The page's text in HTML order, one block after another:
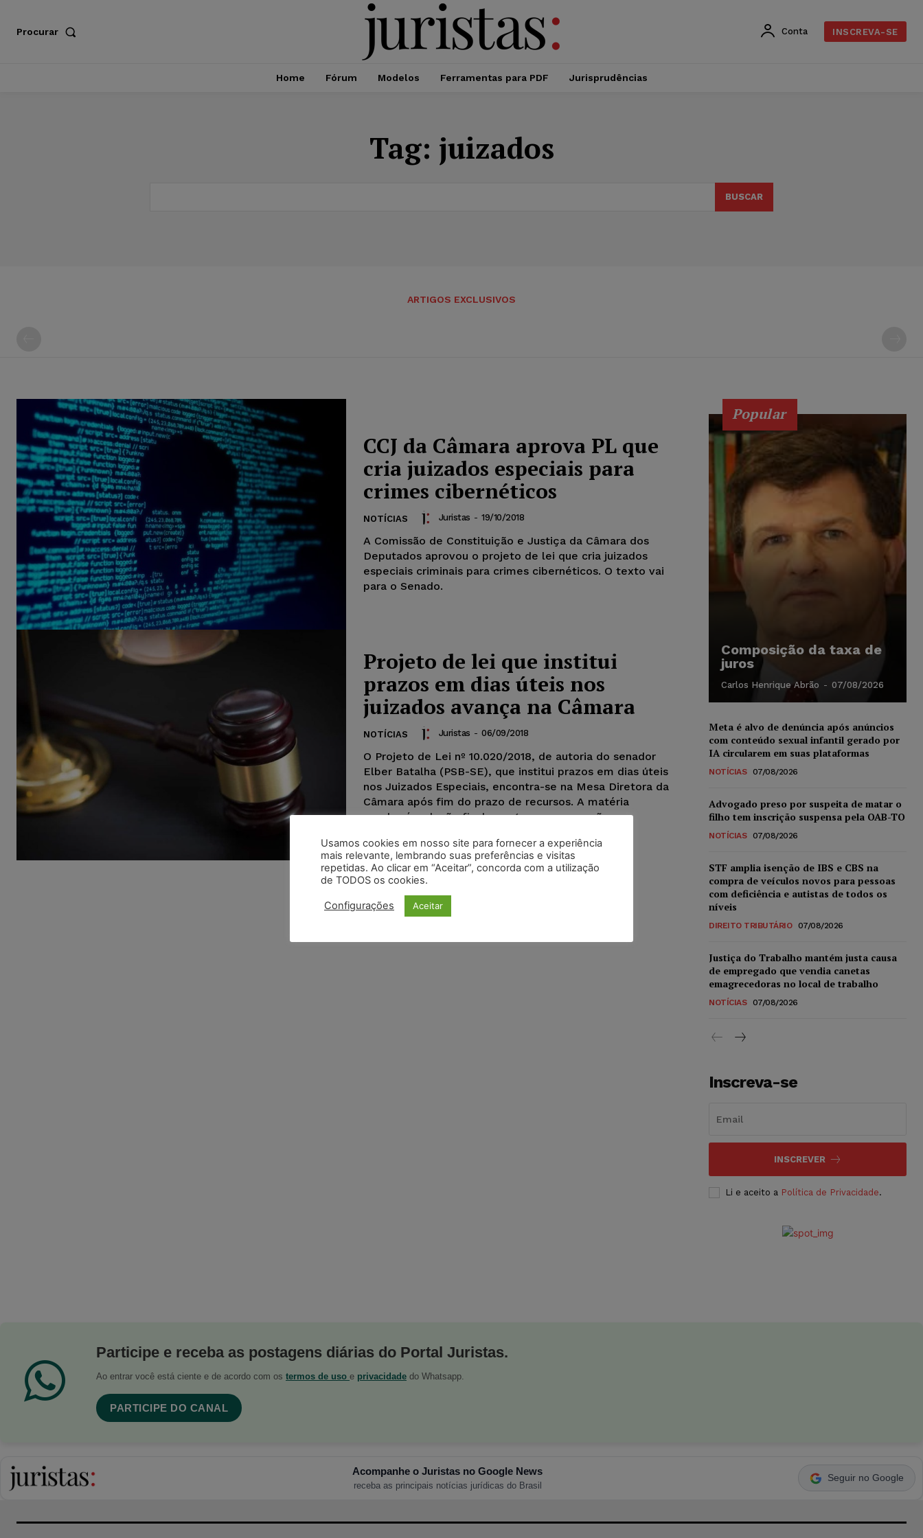
Procurar Conta INSCREVA-SE
Home Fórum Modelos Ferramentas para PDF Jurisprudências
Tag: juizados
BUSCAR
ARTIGOS EXCLUSIVOS
CCJ da Câmara aprova PL que
cria juizados especiais para
crimes cibernéticos
NOTÍCIAS Juristas - 19/10/2018
A Comissão de Constituição e Justiça da Câmara dos
Deputados aprovou o projeto de lei que cria juizados
especiais criminais para crimes cibernéticos. O texto vai
para o Senado.
Projeto de lei que institui
prazos em dias úteis nos
juizados avança na Câmara
NOTÍCIAS Juristas - 06/09/2018
O Projeto de Lei nº 10.020/2018, de autoria do senador
Elber Batalha (PSB-SE), que institui prazos em dias úteis
nos Juizados Especiais, encontra-se na Mesa Diretora da
Câmara após fim do prazo de recursos. A matéria
receberá redação final e segue para a sanção
Popular
Composição da taxa de
juros
Carlos Henrique Abrão - 07/08/2026
Meta é alvo de denúncia após anúncios
com conteúdo sexual infantil gerado por
IA circularem em suas plataformas
NOTÍCIAS 07/08/2026
Advogado preso por suspeita de matar o
filho tem inscrição suspensa pela OAB-TO
NOTÍCIAS 07/08/2026
STF amplia isenção de IBS e CBS na
compra de veículos novos para pessoas
com deficiência e autistas de todos os
níveis
DIREITO TRIBUTÁRIO 07/08/2026
Justiça do Trabalho mantém justa causa
de empregado que vendia canetas
emagrecedoras no local de trabalho
NOTÍCIAS 07/08/2026
Inscreva-se
INSCREVER
Li e aceito a Política de Privacidade.
Participe e receba as postagens diárias do Portal Juristas.
Ao entrar você está ciente e de acordo com os termos de uso e privacidade do Whatsapp.
PARTICIPE DO CANAL
Acompanhe o Juristas no Google News
receba as principais notícias jurídicas do Brasil
Seguir no Google
Usamos cookies em nosso site para fornecer a experiência
mais relevante, lembrando suas preferências e visitas
repetidas. Ao clicar em “Aceitar”, concorda com a utilização
de TODOS os cookies.
Configurações Aceitar